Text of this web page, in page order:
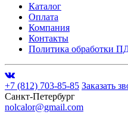
Каталог
Оплата
Компания
Контакты
Политика обработки
+7 (812) 703-85-85 Заказать
Санкт-Петербург
nolcalor@gmail.com